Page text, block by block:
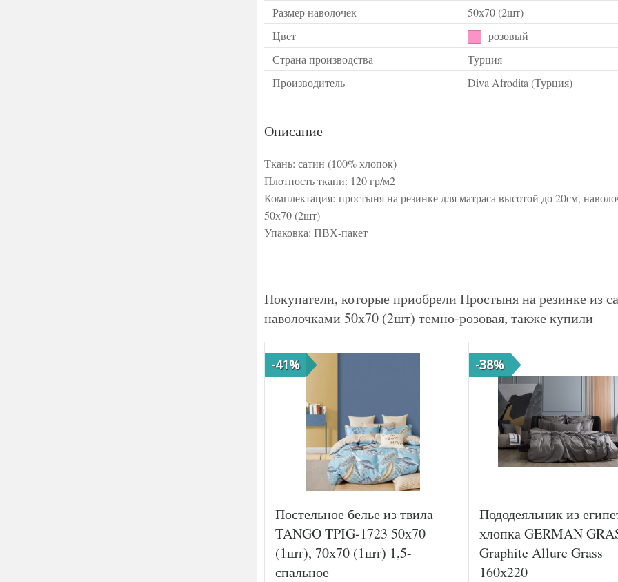
Размер наволочек
50х70 (2шт)
Цвет
розовый
Страна производства
Турция
Производитель
Diva Afrodita (Турция)
Описание
Ткань: сатин (100% хлопок)
Плотность ткани: 120 гр/м2
Комплектация: простыня на резинке для матраса высотой до 20см,
50х70 (2шт)
Упаковка: ПВХ-пакет
Покупатели, которые приобрели Простыня на резинке из
наволочками 50х70 (2шт) темно-розовая, также купили
-41%
Постельное белье из твила
TANGO TPIG-1723 50х70
(1шт), 70х70 (1шт) 1,5-
спальное
-38%
Пододеяльник из
хлопка GERMAN
Graphite Allure Grass
160х220